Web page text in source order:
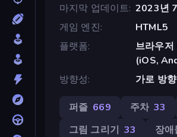
마지막 업데이트 2023년
게임 엔진
HTML5
플랫폼
브라우
(iOS,
방향성
가로 방향
퍼즐 669 주차 33
그림 그리기 33 장애